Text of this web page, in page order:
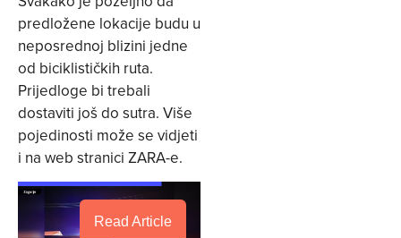
predložene lokacije budu u
neposrednoj blizini jedne
od biciklističkih ruta.
Prijedloge bi trebali
dostaviti još do sutra. Više
pojedinosti može se vidjeti
i na web stranici ZARA-e.
Read Article